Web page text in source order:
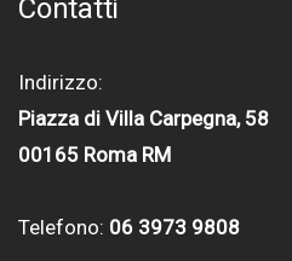
Contatti
Indirizzo:
Piazza di Villa Carpegna, 58
00165 Roma RM
Telefono: 06 3973 9808